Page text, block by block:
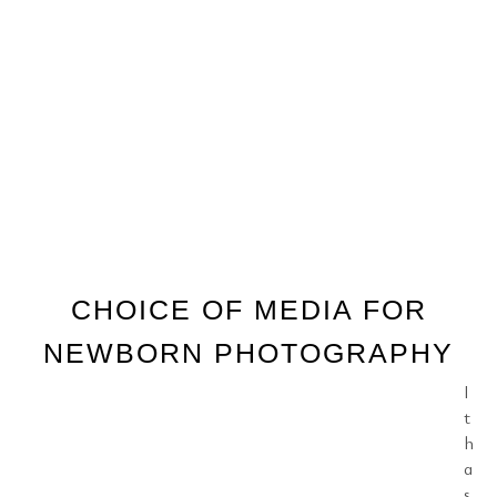
CHOICE OF MEDIA FOR
NEWBORN PHOTOGRAPHY
I
t
h
a